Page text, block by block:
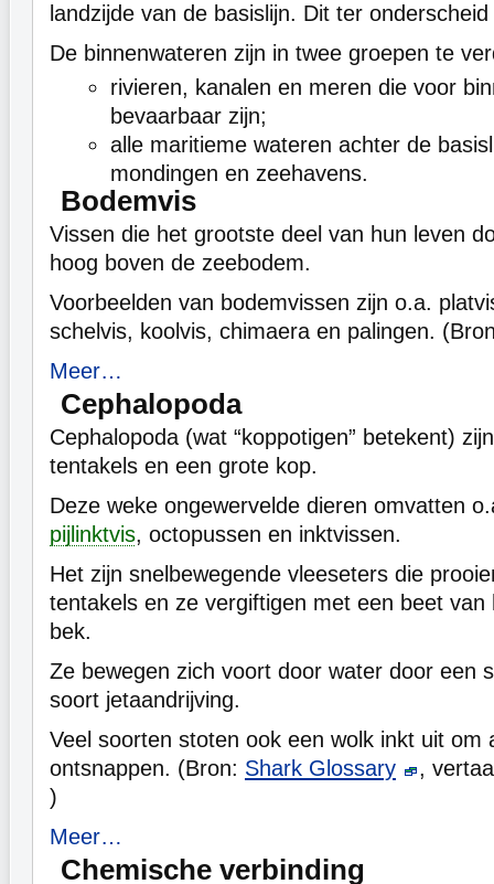
landzijde van de basislijn. Dit ter
De binnenwateren zijn in twee groepen te
rivieren, kanalen en meren die voor
bevaarbaar zijn;
alle maritieme wateren achter de
mondingen en zeehavens.
Bodemvis
Vissen die het grootste deel van hun leven
hoog boven de zeebodem.
Voorbeelden van bodemvissen zijn o.a.
schelvis, koolvis, chimaera en palingen.
Meer…
Cephalopoda
Cephalopoda (wat “koppotigen” betekent)
tentakels en een grote kop.
Deze weke ongewervelde dieren omvatten
pijlinktvis, octopussen en inktvissen.
Het zijn snelbewegende vleeseters die
tentakels en ze vergiftigen met een beet van
bek.
Ze bewegen zich voort door water door een
soort jetaandrijving.
Veel soorten stoten ook een wolk inkt uit om
ontsnappen. (Bron: Shark Glossary
,
)
Meer…
Chemische verbinding